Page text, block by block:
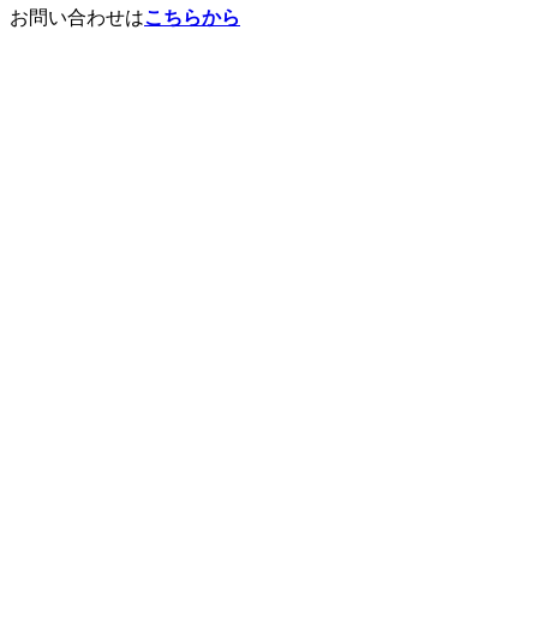
お問い合わせはこちらから